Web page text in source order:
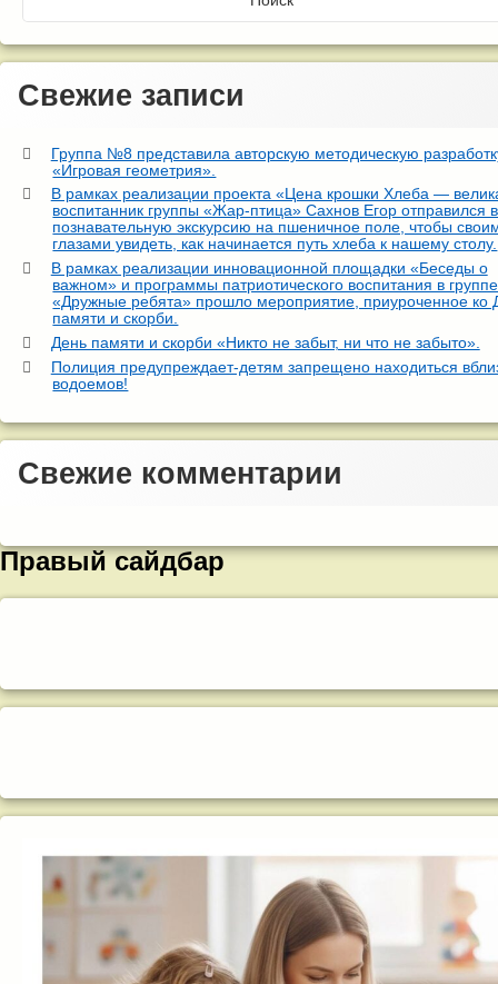
Свежие записи
Группа №8 представила авторскую методическую
«Игровая геометрия».
В рамках реализации проекта «Цена крошки Хлеба —
воспитанник группы «Жар-птица» Сахнов Егор отправился в
познавательную экскурсию на пшеничное поле, чтобы
глазами увидеть, как начинается путь хлеба к нашему столу.
В рамках реализации инновационной площадки «Беседы о
важном» и программы патриотического воспитания в
«Дружные ребята» прошло мероприятие, приуроченное ко
памяти и скорби.
День памяти и скорби «Никто не забыт, ни что не забыто».
Полиция предупреждает-детям запрещено находиться
водоемов!
Свежие комментарии
Правый сайдбар